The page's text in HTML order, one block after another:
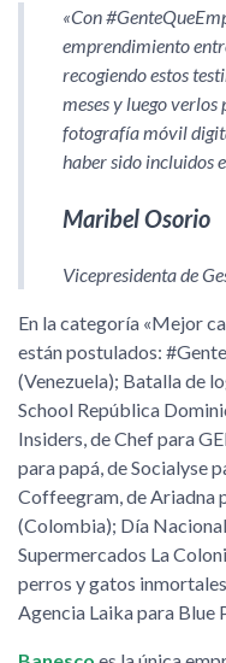
«Con
emprendimiento
recogiendo estos
meses y luego
fotografía móvil
haber sido incluidos
Maribel Osorio
Vicepresidenta de
En la categoría «Mejor
están postulados:
(Venezuela); Batalla de
School República
Insiders, de Chef para
para papá, de Socialyse
Coffeegram, de Ariadna
(Colombia); Día
Supermercados La
perros y gatos
Agencia Laika para Blue